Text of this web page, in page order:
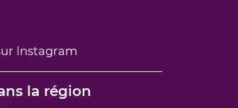
Instagram
la région